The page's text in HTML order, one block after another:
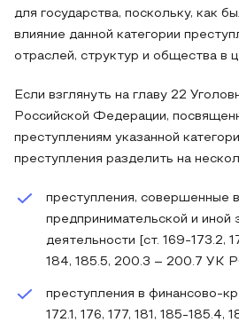
для государства, поскольку, как
влияние данной категории
отраслей, структур и общества в
Если взглянуть на главу 22
Российской Федерации,
преступлениям указанной
преступления разделить на
преступления, совершенные
предпринимательской и иной
деятельности [ст. 169-173.2,
184, 185.5, 200.3 – 200.7 УК
преступления в финансово-
172.1, 176, 177, 181, 185-185.4,